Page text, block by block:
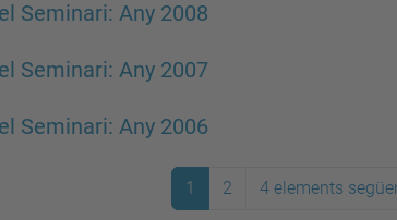
Seminari: Any 2008
Seminari: Any 2007
Seminari: Any 2006
1 2 4 elements